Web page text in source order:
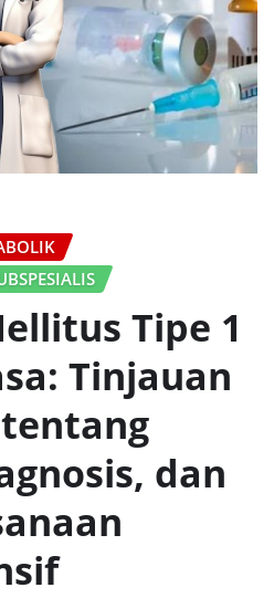
Tipe 1
Tinjauan
dan